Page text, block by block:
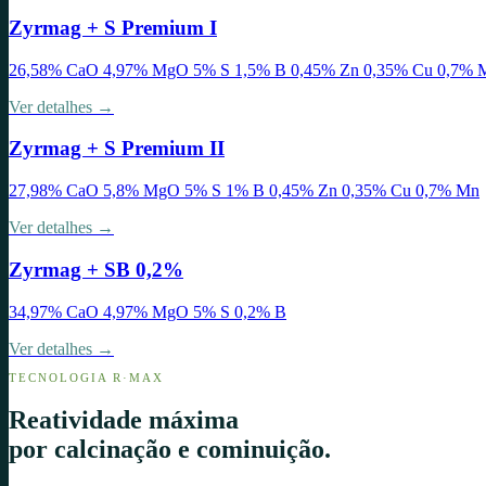
Zyrmag + S Premium I
26,58% CaO 4,97% MgO 5% S 1,5% B 0,45% Zn 0,35% Cu 0,7%
Ver detalhes →
Zyrmag + S Premium II
27,98% CaO 5,8% MgO 5% S 1% B 0,45% Zn 0,35% Cu 0,7% Mn
Ver detalhes →
Zyrmag + SB 0,2%
34,97% CaO 4,97% MgO 5% S 0,2% B
Ver detalhes →
TECNOLOGIA R·MAX
Reatividade máxima
por calcinação e cominuição.